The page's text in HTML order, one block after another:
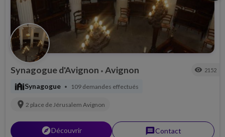
Synagogue d'Avignon • Avignon visibility 2152
synagogueSynagogue • 109 demandes effectués
location_on 2 place de Jérusalem Avignon
explorerDécouvrir messageContact